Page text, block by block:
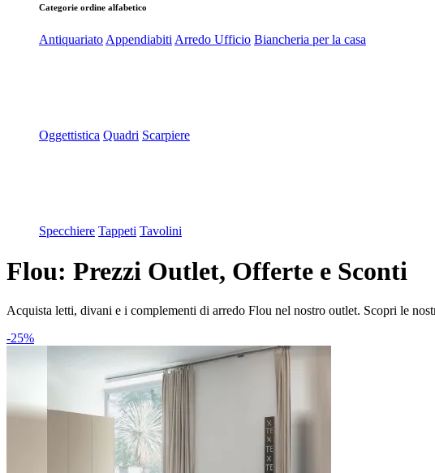
Categorie ordine alfabetico
Antiquariato Appendiabiti Arredo Ufficio Biancheria per la casa
Oggettistica Quadri Scarpiere
Specchiere Tappeti Tavolini
Flou: Prezzi Outlet, Offerte e Sconti
Acquista letti, divani e i complementi di arredo Flou nel nostro outlet. Scopri le
-25%